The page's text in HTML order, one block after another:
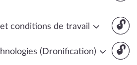
🔓
conditions de travail
🔓
(Dronification)